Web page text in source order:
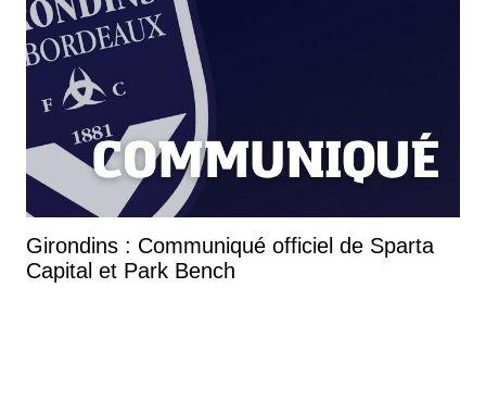
Girondins : Communiqué officiel de Sparta
Capital et Park Bench